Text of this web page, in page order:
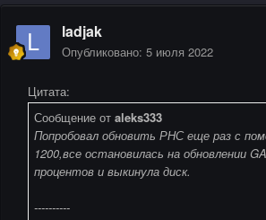
ladjak
Опубликовано: 5 июля 2022
Цитата:
Сообщение от aleks333
Попробовал обновить РНС еще раз с
1200,все остановилась на обновлении
процентов и выкинула диск.
----------